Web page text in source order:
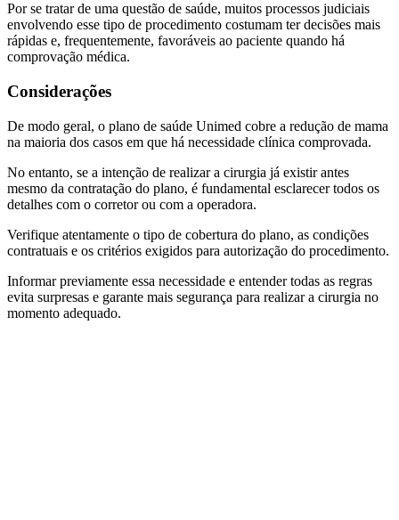
Por se tratar de uma questão de saúde, muitos processos judiciais
envolvendo esse tipo de procedimento costumam ter decisões mais
rápidas e, frequentemente, favoráveis ao paciente quando há
comprovação médica.
Considerações
De modo geral, o plano de saúde Unimed cobre a redução de mama
na maioria dos casos em que há necessidade clínica comprovada.
No entanto, se a intenção de realizar a cirurgia já existir antes
mesmo da contratação do plano, é fundamental esclarecer todos os
detalhes com o corretor ou com a operadora.
Verifique atentamente o tipo de cobertura do plano, as condições
contratuais e os critérios exigidos para autorização do procedimento.
Informar previamente essa necessidade e entender todas as regras
evita surpresas e garante mais segurança para realizar a cirurgia no
momento adequado.